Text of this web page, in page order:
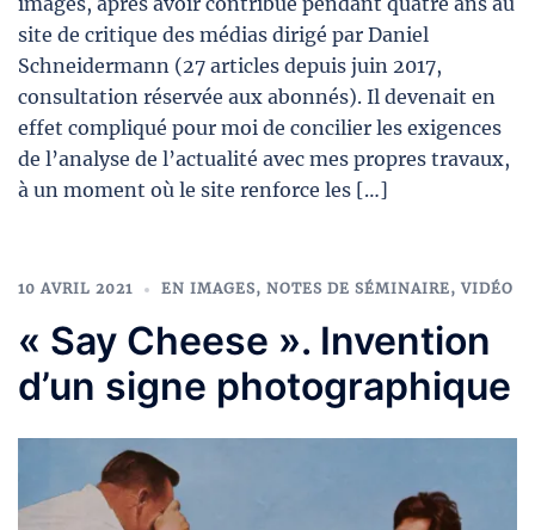
site de critique des médias dirigé par Daniel
Schneidermann (27 articles depuis juin 2017,
consultation réservée aux abonnés). Il devenait en
effet compliqué pour moi de concilier les exigences
de l’analyse de l’actualité avec mes propres travaux,
à un moment où le site renforce les […]
10 AVRIL 2021 EN IMAGES, NOTES DE SÉMINAIRE, VIDÉO
« Say Cheese ». Invention
d’un signe photographique